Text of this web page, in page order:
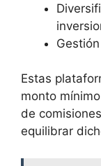
Estas
monto
de
⁢equilibrar